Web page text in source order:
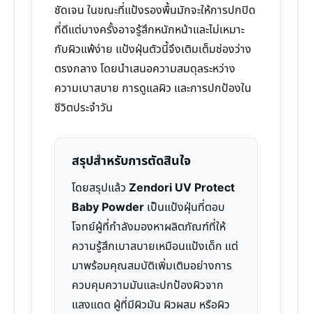
ชัดเจน ในขณะที่แป้งรองพื้นมักจะให้การปกปิด
ที่ดีแต่บางครั้งอาจรู้สึกหนักหน้าและไม่เหมาะ
กับผิวแพ้ง่าย แป้งฝุ่นตัวนี้จึงเติมเต็มช่องว่าง
ตรงกลาง โดยนำเสนอความสมดุลระหว่าง
ความเบาสบาย การดูแลผิว และการปกป้องใน
ชีวิตประจำวัน
สรุปสำหรับการตัดสินใจ
โดยสรุปแล้ว Zendori UV Protect
Baby Powder เป็นแป้งฝุ่นที่ตอบ
โจทย์ผู้ที่กำลังมองหาผลิตภัณฑ์ที่ให้
ความรู้สึกเบาสบายเหมือนแป้งเด็ก แต่
มาพร้อมคุณสมบัติเพิ่มเติมอย่างการ
ควบคุมความมันและปกป้องผิวจาก
แสงแดด ผู้ที่มีผิวมัน ผิวผสม หรือผิว